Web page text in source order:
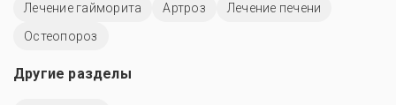
Лечение гайморита
Артроз
Лечение печени
Остеопороз
Другие разделы